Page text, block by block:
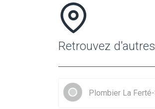
Retrouvez
Plombier La